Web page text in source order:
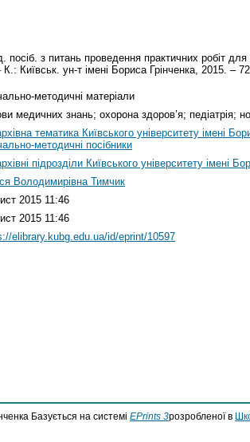
посіб. з питань проведення практичних робіт
Київськ. ун-т імені Бориса Грінченка, 2015. –
методичні матеріали
медичних знань; охорона здоров’я; педіатрія;
тематика Київського університету імені
методичні посібники
підрозділи Київського університету імені
Володимирівна Тимчик
2015 11:46
2015 11:46
elibrary.kubg.edu.ua/id/eprint/10597
Базується на системі EPrints 3розробленої в